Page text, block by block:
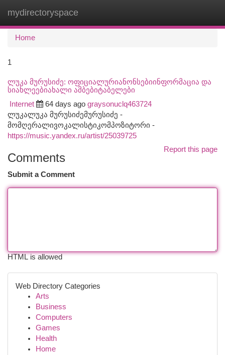
mydirectoryspace
Home
1
ლუკა მურუსიძე: ოფიციალურიანონსებიინფორმაცია და
სიახლეებიახალი ამბებიტაბელები
Internet 64 days ago graysonuclq463724
ლუკალუკა მურუსიძემურუსიძე -
მომღერალივოკალისტიკომპოზიტორი -
https://music.yandex.ru/artist/25039725
Report this page
Comments
Submit a Comment
HTML is allowed
Web Directory Categories
Arts
Business
Computers
Games
Health
Home